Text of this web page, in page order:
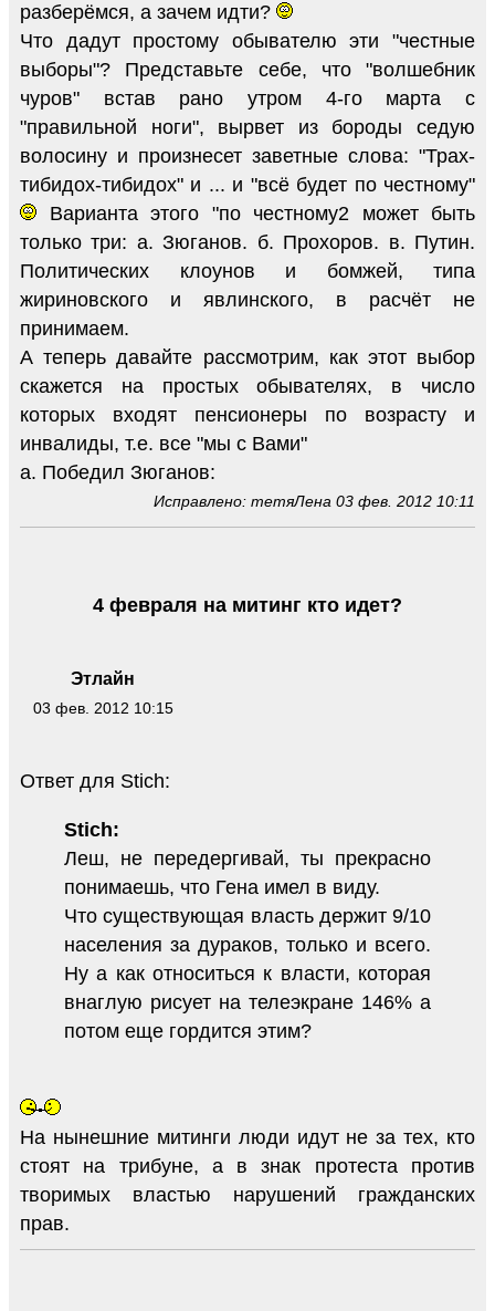
разберёмся, а зачем идти?
Что дадут простому обывателю эти "честные
выборы"? Представьте себе, что "волшебник
чуров" встав рано утром 4-го марта с
"правильной ноги", вырвет из бороды седую
волосину и произнесет заветные слова: "Трах-
тибидох-тибидох" и ... и "всё будет по честному"
Варианта этого "по честному2 может быть
только три: а. Зюганов. б. Прохоров. в. Путин.
Политических клоунов и бомжей, типа
жириновского и явлинского, в расчёт не
принимаем.
А теперь давайте рассмотрим, как этот выбор
скажется на простых обывателях, в число
которых входят пенсионеры по возрасту и
инвалиды, т.е. все "мы с Вами"
а. Победил Зюганов:
Исправлено: тетяЛена 03 фев. 2012 10:11
Этлайн
03 фев. 2012 10:15
4 февраля на митинг кто идет?
Ответ для Stich:
Stich:
Леш, не передергивай, ты прекрасно
понимаешь, что Гена имел в виду.
Что существующая власть держит 9/10
населения за дураков, только и всего.
Ну а как относиться к власти, которая
внаглую рисует на телеэкране 146% а
потом еще гордится этим?
На нынешние митинги люди идут не за тех, кто
стоят на трибуне, а в знак протеста против
творимых властью нарушений гражданских
прав.